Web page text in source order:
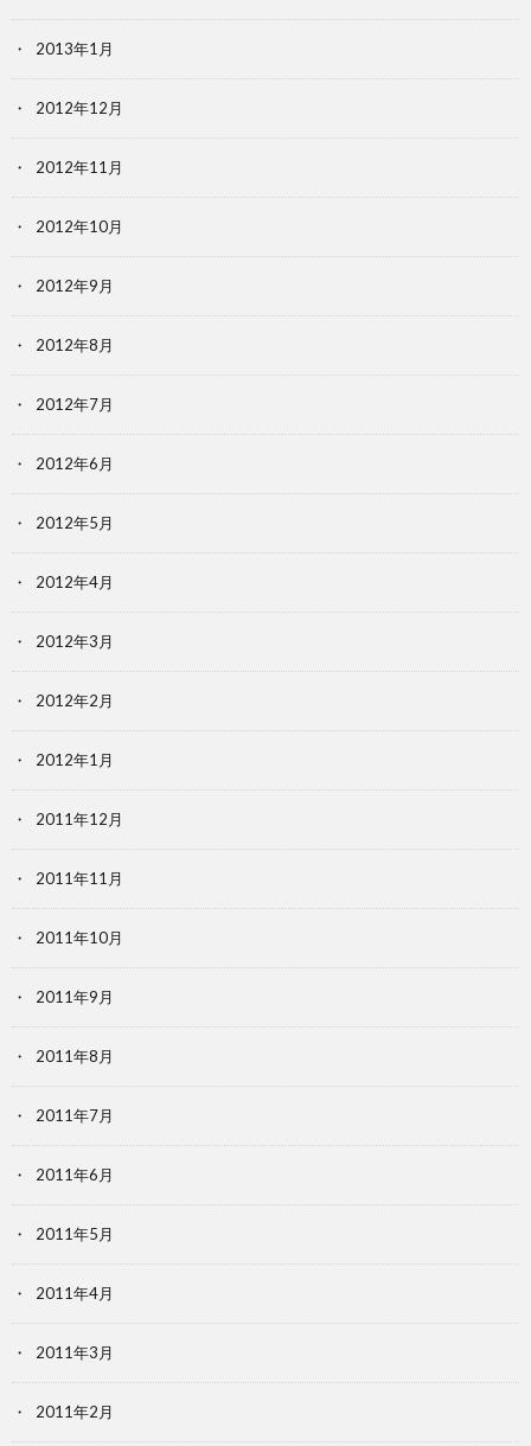
2013年1月
2012年12月
2012年11月
2012年10月
2012年9月
2012年8月
2012年7月
2012年6月
2012年5月
2012年4月
2012年3月
2012年2月
2012年1月
2011年12月
2011年11月
2011年10月
2011年9月
2011年8月
2011年7月
2011年6月
2011年5月
2011年4月
2011年3月
2011年2月